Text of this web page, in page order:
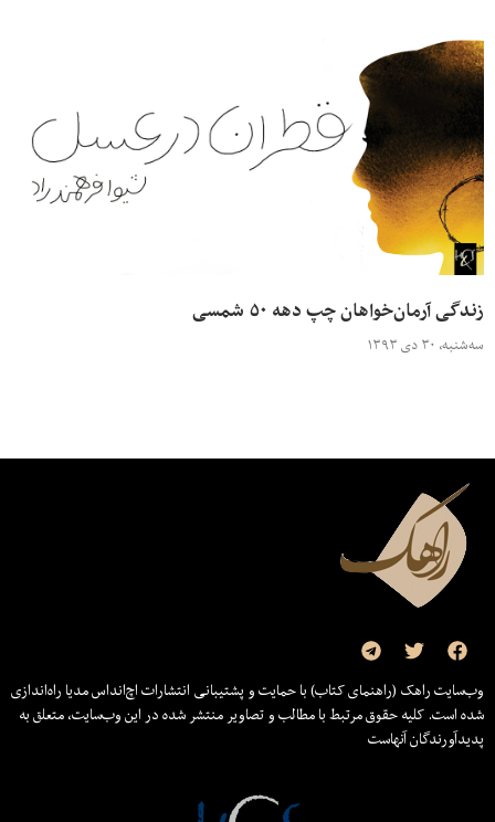
زندگی آرمان‌خواهان چپ دهه ۵۰ شمسی
سه‌شنبه، ۳۰ دی ۱۳۹۳
وب‌سایت راهک (راهنمای کتاب) با حمایت و پشتیبانی انتشارات اچ‌اند‌اس مدیا راه‌اندازی
شده است. کلیه حقوق مرتبط با مطالب و تصاویر منتشر شده در این وب‌سایت، متعلق به
پدیدآورندگان آنهاست